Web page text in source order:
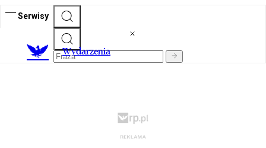
Serwisy
Wydarzenia